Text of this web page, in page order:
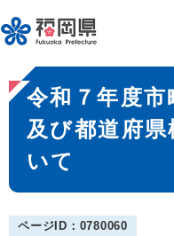
ー
ジ
先
頭
メニュ
本
文
令和７年度
及び都道府
いて
ページID：0780060